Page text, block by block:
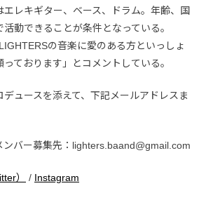
レキギター、ベース、ドラム。年齢、国
動できることが条件となっている。
の音楽に愛のある方といっしょ
ております」とコメントしている。
ュースを添えて、下記メールアドレスま
バー募集先：lighters.baand@gmail.com
） / Instagram